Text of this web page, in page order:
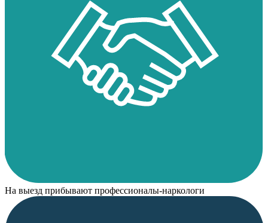
На выезд прибывают профессионалы-наркологи